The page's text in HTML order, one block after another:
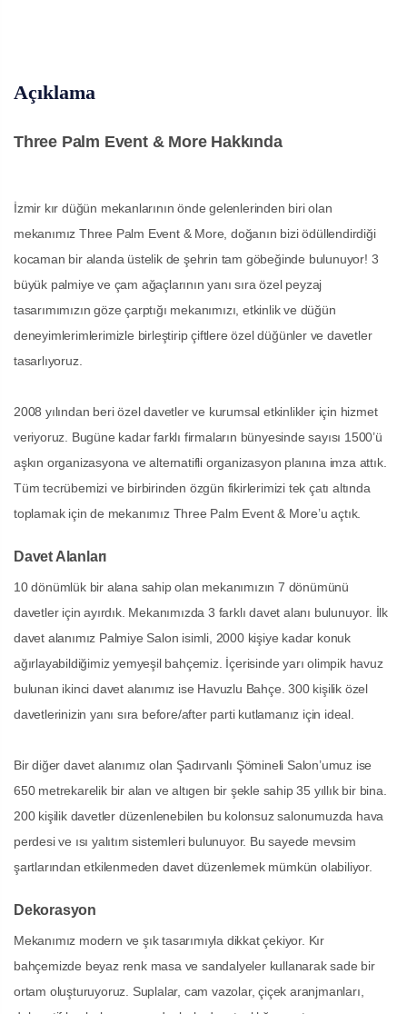
Açıklama
Three Palm Event & More Hakkında
İzmir kır düğün mekanlarının önde gelenlerinden biri olan
mekanımız Three Palm Event & More, doğanın bizi ödüllendirdiği
kocaman bir alanda üstelik de şehrin tam göbeğinde bulunuyor! 3
büyük palmiye ve çam ağaçlarının yanı sıra özel peyzaj
tasarımımızın göze çarptığı mekanımızı, etkinlik ve düğün
deneyimlerimlerimizle birleştirip çiftlere özel düğünler ve davetler
tasarlıyoruz.
2008 yılından beri özel davetler ve kurumsal etkinlikler için hizmet
veriyoruz. Bugüne kadar farklı firmaların bünyesinde sayısı 1500’ü
aşkın organizasyona ve alternatifli organizasyon planına imza attık.
Tüm tecrübemizi ve birbirinden özgün fikirlerimizi tek çatı altında
toplamak için de mekanımız Three Palm Event & More’u açtık.
Davet Alanları
10 dönümlük bir alana sahip olan mekanımızın 7 dönümünü
davetler için ayırdık. Mekanımızda 3 farklı davet alanı bulunuyor. İlk
davet alanımız Palmiye Salon isimli, 2000 kişiye kadar konuk
ağırlayabildiğimiz yemyeşil bahçemiz. İçerisinde yarı olimpik havuz
bulunan ikinci davet alanımız ise Havuzlu Bahçe. 300 kişilik özel
davetlerinizin yanı sıra before/after parti kutlamanız için ideal.
Bir diğer davet alanımız olan Şadırvanlı Şömineli Salon’umuz ise
650 metrekarelik bir alan ve altıgen bir şekle sahip 35 yıllık bir bina.
200 kişilik davetler düzenlenebilen bu kolonsuz salonumuzda hava
perdesi ve ısı yalıtım sistemleri bulunuyor. Bu sayede mevsim
şartlarından etkilenmeden davet düzenlemek mümkün olabiliyor.
Dekorasyon
Mekanımız modern ve şık tasarımıyla dikkat çekiyor. Kır
bahçemizde beyaz renk masa ve sandalyeler kullanarak sade bir
ortam oluşturuyoruz. Suplalar, cam vazolar, çiçek aranjmanları,